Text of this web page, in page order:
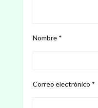
Nombre *
Correo electrónico *